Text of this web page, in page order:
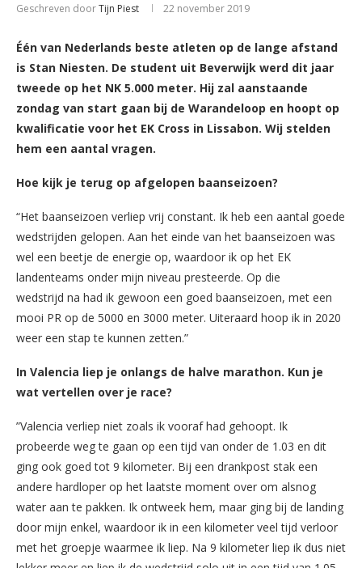
Geschreven doorTijn Piest 22 november 2019
Één van Nederlands beste atleten op de lange afstand
is Stan Niesten. De student uit Beverwijk werd dit jaar
tweede op het NK 5.000 meter. Hij zal aanstaande
zondag van start gaan bij de Warandeloop en hoopt op
kwalificatie voor het EK Cross in Lissabon. Wij stelden
hem een aantal vragen.
Hoe kijk je terug op afgelopen baanseizoen?
“Het baanseizoen verliep vrij constant. Ik heb een aantal goede
wedstrijden gelopen. Aan het einde van het baanseizoen was
wel een beetje de energie op, waardoor ik op het EK
landenteams onder mijn niveau presteerde. Op die
wedstrijd na had ik gewoon een goed baanseizoen, met een
mooi PR op de 5000 en 3000 meter. Uiteraard hoop ik in 2020
weer een stap te kunnen zetten.”
In Valencia liep je onlangs de halve marathon. Kun je
wat vertellen over je race?
”Valencia verliep niet zoals ik vooraf had gehoopt. Ik
probeerde weg te gaan op een tijd van onder de 1.03 en dit
ging ook goed tot 9 kilometer. Bij een drankpost stak een
andere hardloper op het laatste moment over om alsnog
water aan te pakken. Ik ontweek hem, maar ging bij de landing
door mijn enkel, waardoor ik in een kilometer veel tijd verloor
met het groepje waarmee ik liep. Na 9 kilometer liep ik dus niet